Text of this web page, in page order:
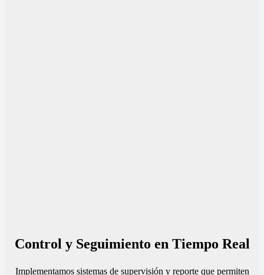
Control y Seguimiento en Tiempo Real
Implementamos sistemas de supervisión y reporte que permiten